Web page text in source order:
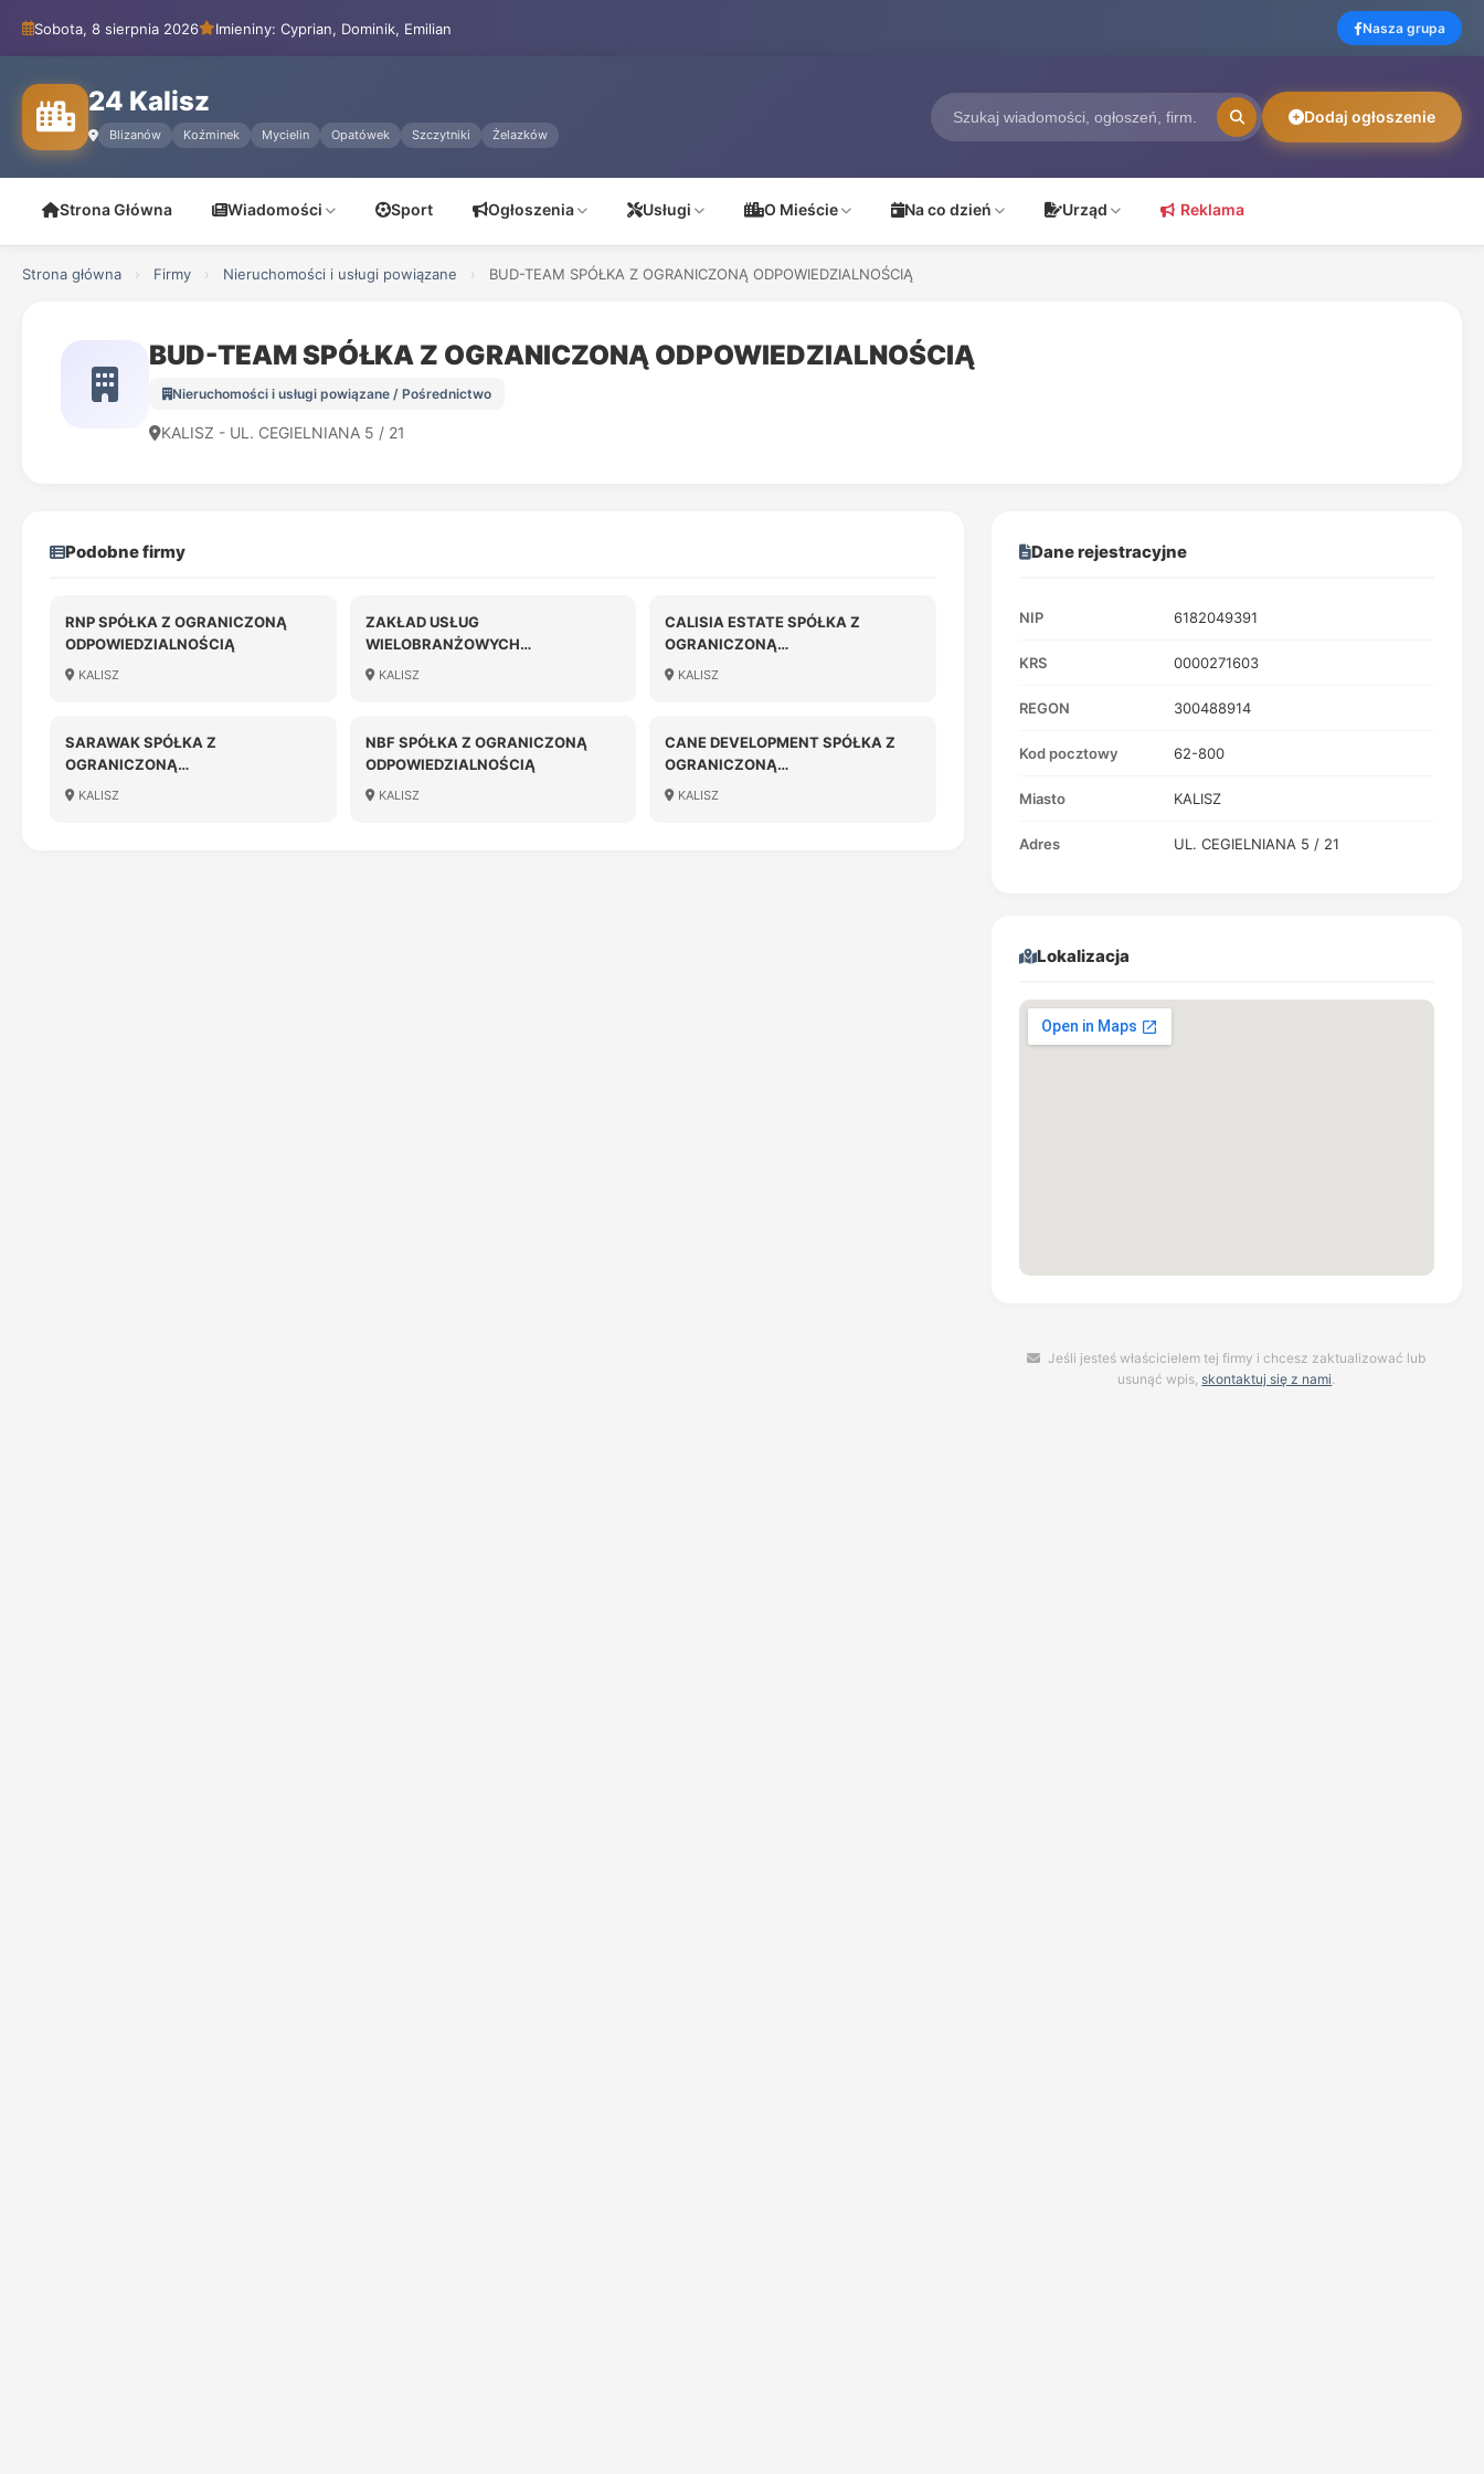
Sobota, 8 sierpnia 2026 Imieniny: Cyprian, Dominik, Emilian Nasza grupa
24 Kalisz
Blizanów Koźminek Mycielin Opatówek Szczytniki Żelazków
Dodaj ogłoszenie
Strona Główna Wiadomości Sport Ogłoszenia Usługi O Mieście Na co dzień Urząd Reklama
Strona główna › Firmy › Nieruchomości i usługi powiązane › BUD-TEAM SPÓŁKA Z OGRANICZONĄ ODPOWIEDZIALNOŚCIĄ
BUD-TEAM SPÓŁKA Z OGRANICZONĄ ODPOWIEDZIALNOŚCIĄ
Nieruchomości i usługi powiązane / Pośrednictwo
KALISZ - UL. CEGIELNIANA 5 / 21
Podobne firmy
RNP SPÓŁKA Z OGRANICZONĄ
ODPOWIEDZIALNOŚCIĄ
KALISZ
ZAKŁAD USŁUG
WIELOBRANŻOWYCH
"ADMINISTRATOR" TOMASZ
KALISZ
CALISIA ESTATE SPÓŁKA Z
OGRANICZONĄ
ODPOWIEDZIALNOŚCIĄ
KALISZ
SARAWAK SPÓŁKA Z
OGRANICZONĄ
ODPOWIEDZIALNOŚCIĄ W
KALISZ
NBF SPÓŁKA Z OGRANICZONĄ
ODPOWIEDZIALNOŚCIĄ
KALISZ
CANE DEVELOPMENT SPÓŁKA Z
OGRANICZONĄ
ODPOWIEDZIALNOŚCIĄ
KALISZ
Dane rejestracyjne
NIP 6182049391
KRS 0000271603
REGON 300488914
Kod pocztowy 62-800
Miasto KALISZ
Adres UL. CEGIELNIANA 5 / 21
Lokalizacja
Jeśli jesteś właścicielem tej firmy i chcesz zaktualizować lub
usunąć wpis, skontaktuj się z nami.